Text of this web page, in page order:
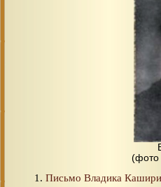
(фото
Письмо Владика